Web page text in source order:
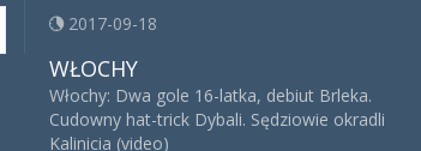
2017-09-18
WŁOCHY
Włochy: Dwa gole 16-latka, debiut Brleka.
Cudowny hat-trick Dybali. Sędziowie okradli
Kalinicia (video)